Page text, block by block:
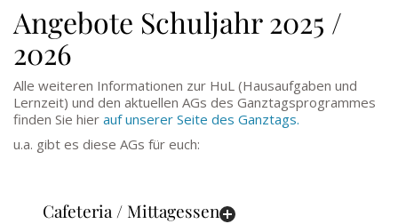
Angebote Schuljahr 2025 /
2026
Alle weiteren Informationen zur HuL (Hausaufgaben und
Lernzeit) und den aktuellen AGs des Ganztagsprogrammes
finden Sie hier auf unserer Seite des Ganztags.
u.a. gibt es diese AGs für euch:
Cafeteria / Mittagessen